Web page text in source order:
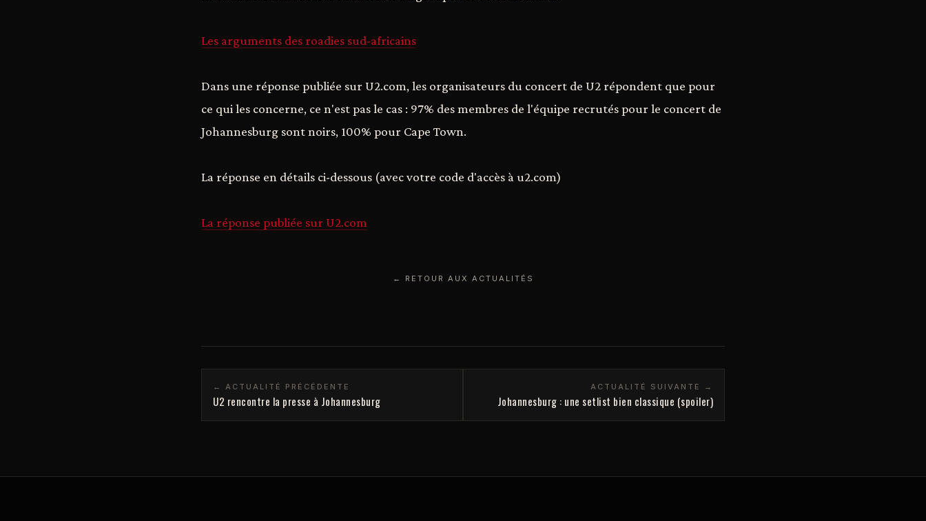
Les arguments des roadies sud-africains
Dans une réponse publiée sur U2.com, les organisateurs du concert de U2 répondent que pour
ce qui les concerne, ce n'est pas le cas : 97% des membres de l'équipe recrutés pour le concert de
Johannesburg sont noirs, 100% pour Cape Town.
La réponse en détails ci-dessous (avec votre code d'accès à u2.com)
La réponse publiée sur U2.com
← RETOUR AUX ACTUALITÉS
← ACTUALITÉ PRÉCÉDENTE
U2 rencontre la presse à Johannesburg
ACTUALITÉ SUIVANTE →
Johannesburg : une setlist bien classique (spoiler)